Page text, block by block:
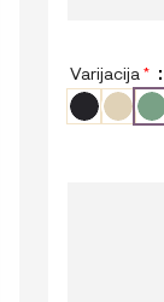
Varijacija *